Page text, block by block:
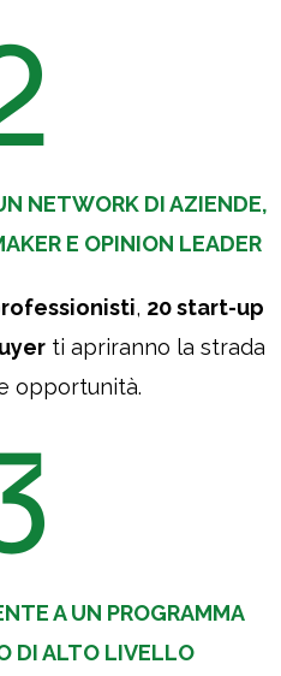
dei dati
network, per
- a
(cioè
a quelli
NETWORK DI AZIENDE,
E OPINION LEADER
, 20 start-up
ti apriranno la strada
opportunità.
A UN PROGRAMMA
DI ALTO LIVELLO